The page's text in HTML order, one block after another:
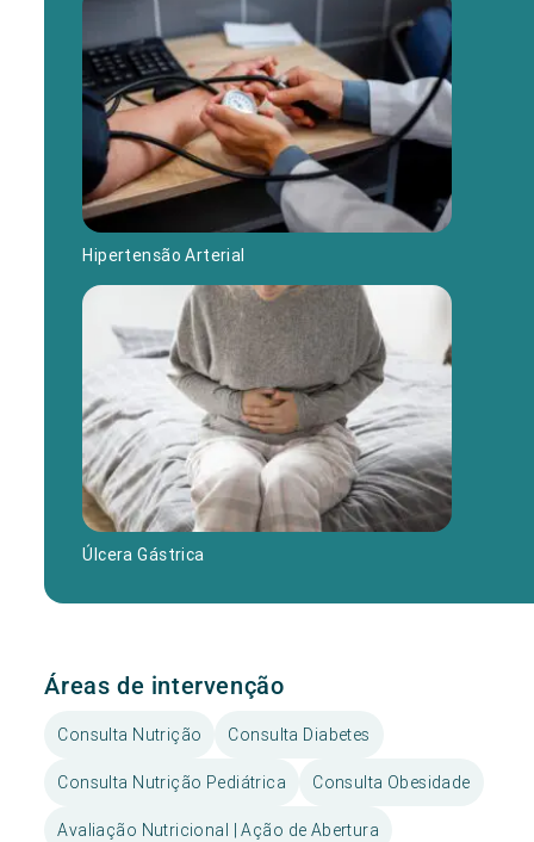
Hipertensão Arterial
Úlcera Gástrica
Áreas de intervenção
Consulta Nutrição Consulta Diabetes
Consulta Nutrição Pediátrica Consulta Obesidade
Avaliação Nutricional | Ação de Abertura